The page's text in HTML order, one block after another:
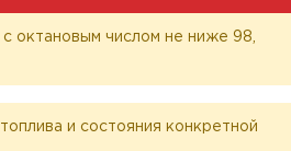
октановым числом не ниже 98,
и состояния конкретной